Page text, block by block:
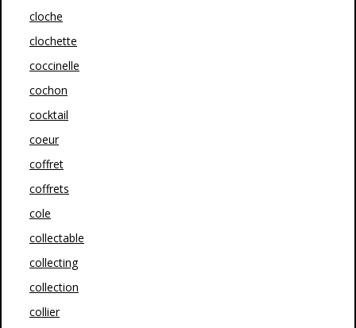
cloche
clochette
coccinelle
cochon
cocktail
coeur
coffret
coffrets
cole
collectable
collecting
collection
collier